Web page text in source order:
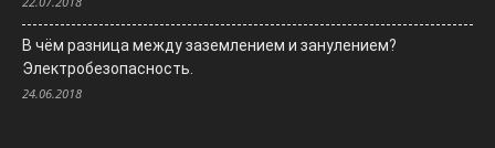
В чём разница между заземлением и занулением?
Электробезопасность.
24.06.2018